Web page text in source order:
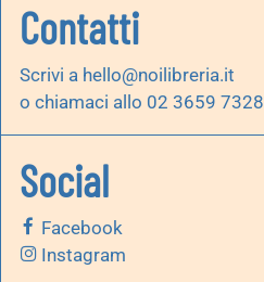
Contatti
Scrivi a hello@noilibreria.it
o chiamaci allo 02 3659 7328
Social
Facebook
Instagram